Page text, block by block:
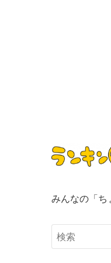
みんなの「ち